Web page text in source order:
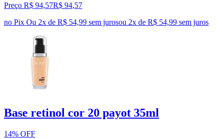
Preço R$ 94,57R$ 94,57
no Pix Ou 2x de R$ 54,99 sem jurosou 2x de R$ 54,99 sem juros
Base retinol cor 20 payot 35ml
14% OFF